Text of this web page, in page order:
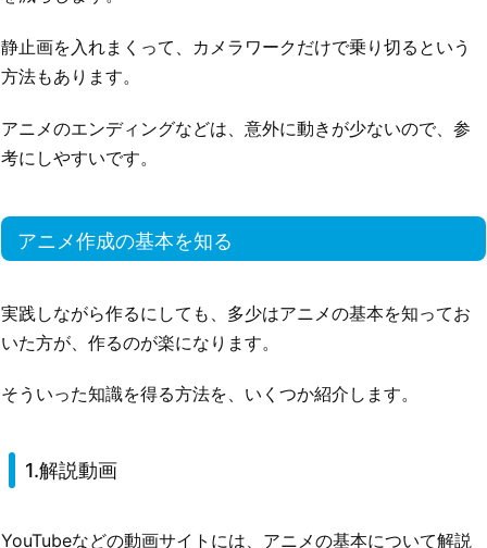
静止画を入れまくって、カメラワークだけで乗り切るという
方法もあります。
アニメのエンディングなどは、意外に動きが少ないので、参
考にしやすいです。
アニメ作成の基本を知る
実践しながら作るにしても、多少はアニメの基本を知ってお
いた方が、作るのが楽になります。
そういった知識を得る方法を、いくつか紹介します。
1.解説動画
YouTubeなどの動画サイトには、アニメの基本について解説